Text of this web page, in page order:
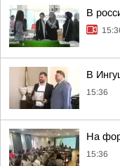
В
В
15:36
На
15:36